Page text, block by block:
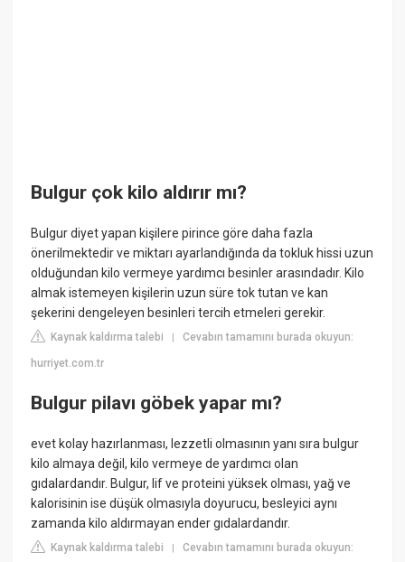
Bulgur çok kilo aldırır mı?
Bulgur diyet yapan kişilere pirince göre daha fazla
önerilmektedir ve miktarı ayarlandığında da tokluk hissi uzun
olduğundan kilo vermeye yardımcı besinler arasındadır. Kilo
almak istemeyen kişilerin uzun süre tok tutan ve kan
şekerini dengeleyen besinleri tercih etmeleri gerekir.
Kaynak kaldırma talebi |Cevabın tamamını burada okuyun:
hurriyet.com.tr
Bulgur pilavı göbek yapar mı?
evet kolay hazırlanması, lezzetli olmasının yanı sıra bulgur
kilo almaya değil, kilo vermeye de yardımcı olan
gıdalardandır. Bulgur, lif ve proteini yüksek olması, yağ ve
kalorisinin ise düşük olmasıyla doyurucu, besleyici aynı
zamanda kilo aldırmayan ender gıdalardandır.
Kaynak kaldırma talebi |Cevabın tamamını burada okuyun: